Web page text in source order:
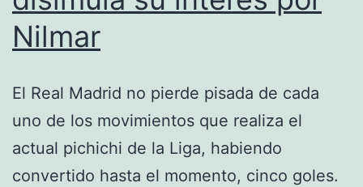
Nilmar
El Real Madrid no pierde pisada de cada
uno de los movimientos que realiza el
actual pichichi de la Liga, habiendo
convertido hasta el momento, cinco goles.